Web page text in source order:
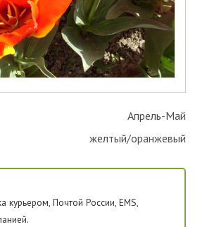
Апрель-Май
желтый/оранжевый
курьером, Почтой России, EMS,